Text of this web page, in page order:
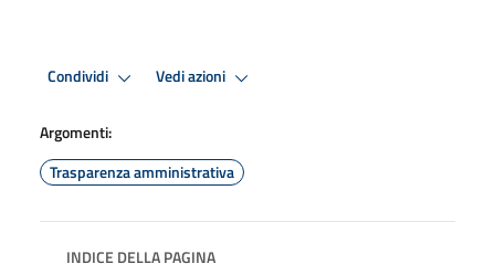
Condividi Vedi azioni
Argomenti:
Trasparenza amministrativa
INDICE DELLA PAGINA